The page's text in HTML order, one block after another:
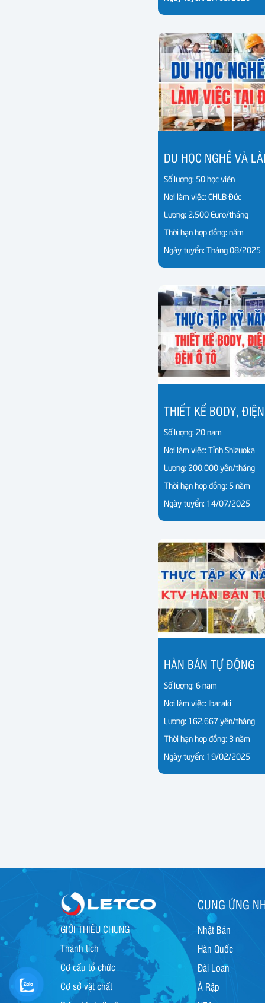
Số lượng: 50 học viên
Nơi làm việc: CHLB Đức
Lương: 2.500 Euro/tháng
Thời hạn hợp đồng: năm
Ngày tuyển: Tháng 08/2025
Số lượng: 20 nam
Nơi làm việc: Tỉnh Shizuoka
Lương: 200.000 yên/tháng
Thời hạn hợp đồng: 5 năm
Ngày tuyển: 14/07/2025
HÀN BÁN TỰ ĐỘNG
Số lượng: 6 nam
Nơi làm việc: Ibaraki
Lương: 162.667 yên/tháng
Thời hạn hợp đồng: 3 năm
Ngày tuyển: 19/02/2025
GIỚI THIỆU CHUNG
Thành tích
Cơ cấu tổ chức
Cơ sở vật chất
CUNG ỨNG
Nhật Bản
Hàn Quốc
Đài Loan
Ả Rập